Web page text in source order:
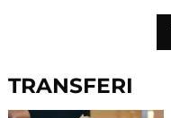
TRANSFERI